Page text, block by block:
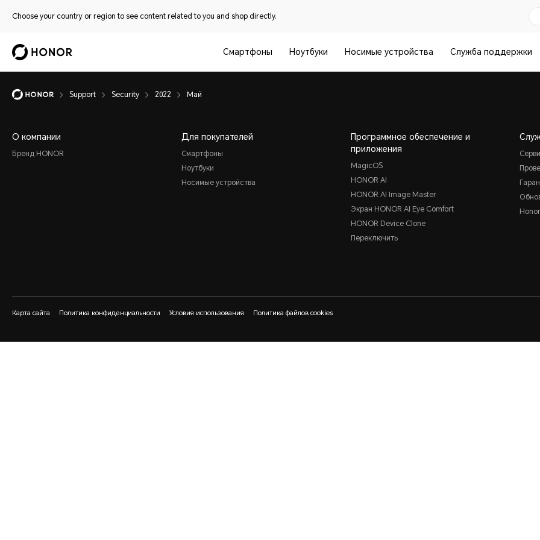
Choose your country or region to see content related to you and shop directly.
Смартфоны Ноутбуки Носимые устройства Служба поддержки
Support Security 2022 Май
О компании
Бренд HONOR
Для покупателей
Смартфоны
Ноутбуки
Носимые устройства
Программное обеспечение и
приложения
MagicOS
HONOR AI
HONOR AI Image Master
Экран HONOR AI Eye Comfort
HONOR Device Clone
Переключить
Карта сайта Политика конфиденциальности Условия использования Политика файлов cookies